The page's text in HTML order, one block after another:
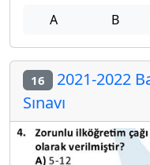
A B
16 2021-2022
Sınavı